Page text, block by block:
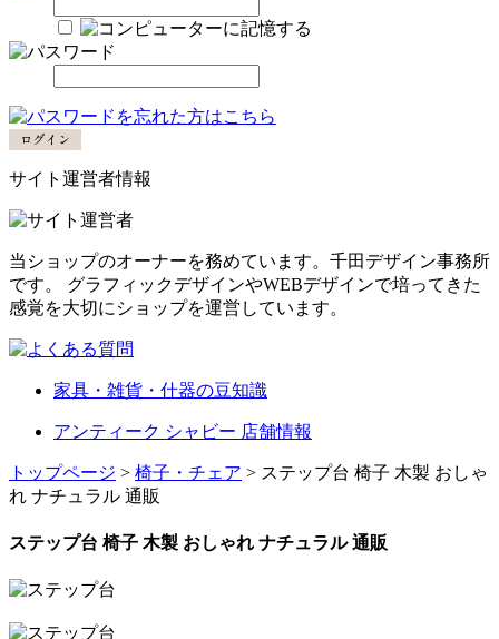
サイト運営者情報
当ショップのオーナーを務めています。千田デザイン事務所
です。 グラフィックデザインやWEBデザインで培ってきた
感覚を大切にショップを運営しています。
家具・雑貨・什器の豆知識
アンティーク シャビー 店舗情報
トップページ > 椅子・チェア > ステップ台 椅子 木製 おしゃ
れ ナチュラル 通販
ステップ台 椅子 木製 おしゃれ ナチュラル 通販